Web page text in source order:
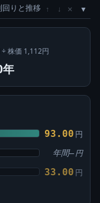
回りと推移 ↑ ↓ ×
株価 1,112円
年
93.00 円
年間— 円
33.00 円